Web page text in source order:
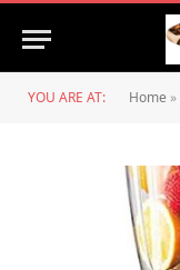
YOU ARE AT: Home »